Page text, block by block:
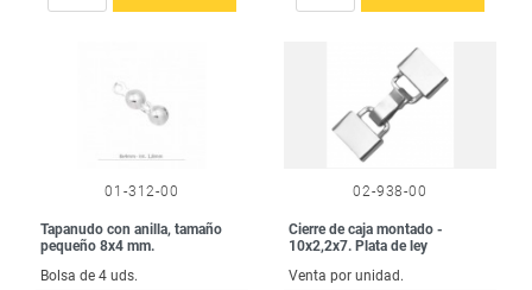
01-312-00
Tapanudo con anilla, tamaño
pequeño 8x4 mm.
Bolsa de 4 uds.
02-938-00
Cierre de caja montado -
10x2,2x7. Plata de ley
Venta por unidad.